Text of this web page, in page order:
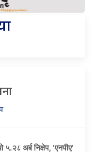
५.२८ अर्ब निक्षेप, ‘एनपीए’